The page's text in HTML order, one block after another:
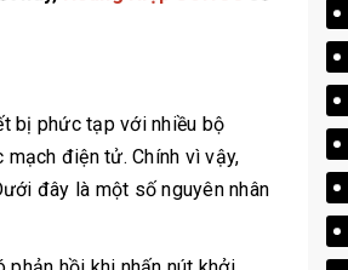
bị phức tạp với nhiều bộ
điện tử. Chính vì vậy,
đây là một số nguyên nhân